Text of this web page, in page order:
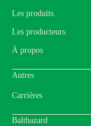
Les produits
Les producteurs
À propos
Autres
Carrières
Balthazard